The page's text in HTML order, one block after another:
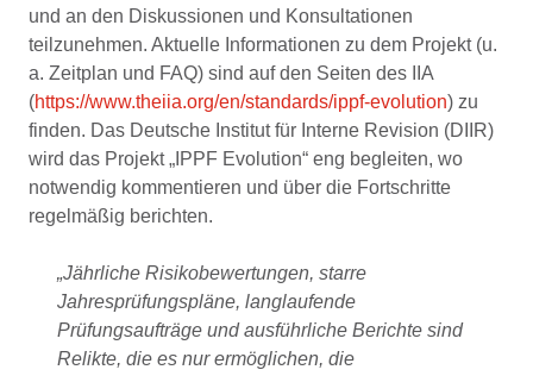
und an den Diskussionen und Konsultationen
teilzunehmen. Aktuelle Informationen zu dem Projekt (u.
a. Zeitplan und FAQ) sind auf den Seiten des IIA
(https://www.theiia.org/en/standards/ippf-evolution) zu
finden. Das Deutsche Institut für Interne Revision (DIIR)
wird das Projekt „IPPF Evolution“ eng begleiten, wo
notwendig kommentieren und über die Fortschritte
regelmäßig berichten.
„Jährliche Risikobewertungen, starre
Jahresprüfungspläne, langlaufende
Prüfungsaufträge und ausführliche Berichte sind
Relikte, die es nur ermöglichen, die